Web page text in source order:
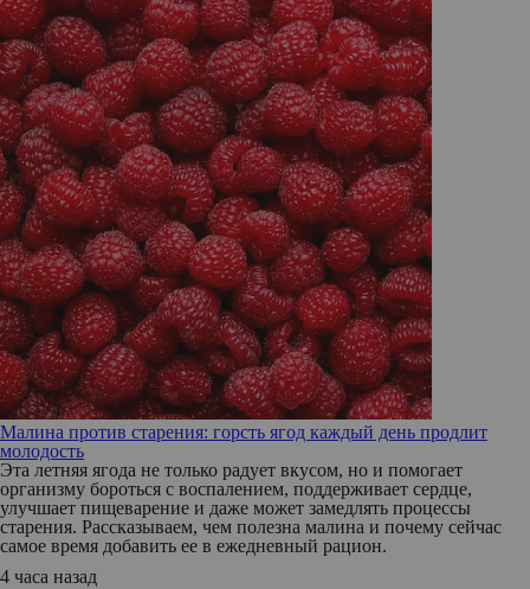
Малина против старения: горсть ягод каждый день продлит
молодость
Эта летняя ягода не только радует вкусом, но и помогает
организму бороться с воспалением, поддерживает сердце,
улучшает пищеварение и даже может замедлять процессы
старения. Рассказываем, чем полезна малина и почему сейчас
самое время добавить ее в ежедневный рацион.
4 часа назад